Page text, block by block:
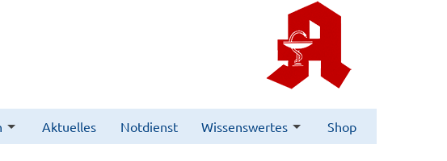
Aktuelles Notdienst Wissenswertes Shop